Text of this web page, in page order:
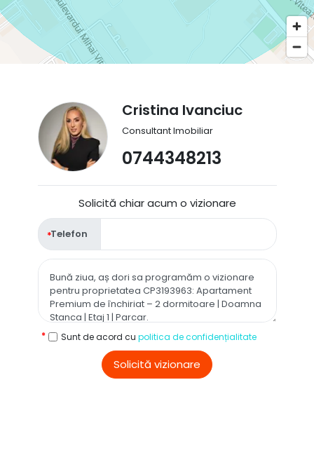
Cristina Ivanciuc
Consultant Imobiliar
0744348213
Solicită chiar acum o vizionare
Telefon
Sunt de acord cu politica de confidențialitate
Solicită vizionare